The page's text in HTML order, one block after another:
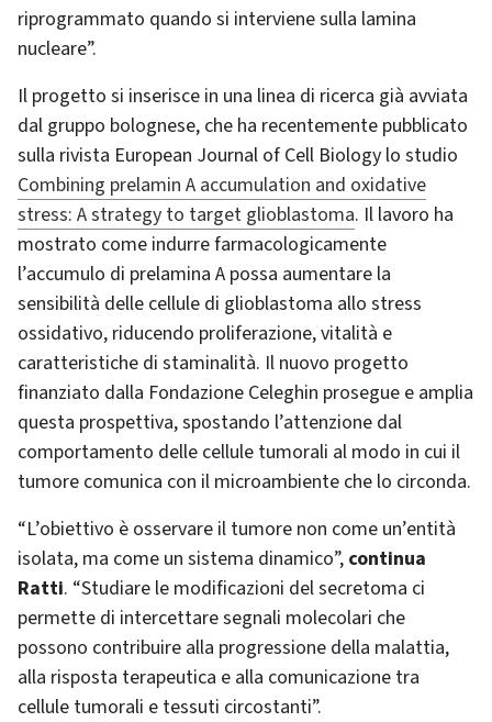
riprogrammato quando si interviene sulla lamina
nucleare”.
Il progetto si inserisce in una linea di ricerca già avviata
dal gruppo bolognese, che ha recentemente pubblicato
sulla rivista European Journal of Cell Biology lo studio
Combining prelamin A accumulation and oxidative
stress: A strategy to target glioblastoma. Il lavoro ha
mostrato come indurre farmacologicamente
l’accumulo di prelamina A possa aumentare la
sensibilità delle cellule di glioblastoma allo stress
ossidativo, riducendo proliferazione, vitalità e
caratteristiche di staminalità. Il nuovo progetto
finanziato dalla Fondazione Celeghin prosegue e amplia
questa prospettiva, spostando l’attenzione dal
comportamento delle cellule tumorali al modo in cui il
tumore comunica con il microambiente che lo circonda.
“L’obiettivo è osservare il tumore non come un’entità
isolata, ma come un sistema dinamico”, continua
Ratti. “Studiare le modificazioni del secretoma ci
permette di intercettare segnali molecolari che
possono contribuire alla progressione della malattia,
alla risposta terapeutica e alla comunicazione tra
cellule tumorali e tessuti circostanti”.